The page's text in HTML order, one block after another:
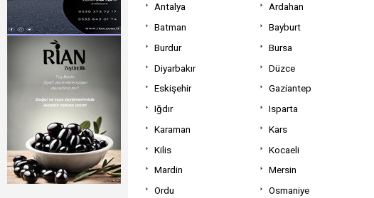
Antalya
Ardahan
Batman
Bayburt
Burdur
Bursa
Diyarbakır
Düzce
Eskişehir
Gaziantep
Iğdır
Isparta
Karaman
Kars
Kilis
Kocaeli
Mardin
Mersin
Ordu
Osmaniye